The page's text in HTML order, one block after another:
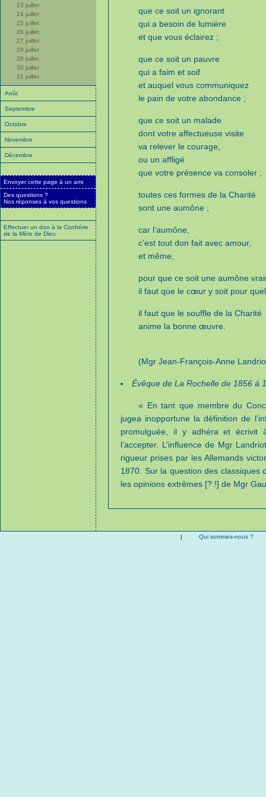
23 juillet
24 juillet
25 juillet
26 juillet
27 juillet
28 juillet
29 juillet
30 juillet
31 juillet
Août
Septembre
Octobre
Novembre
Décembre
Envoyer cette page à un ami
Des questions ?
Nos réponses à vos questions
Effectuer un don à la Confrérie
de la Mère de Dieu
que ce soit un ignorant
qui a besoin de lumière
et que vous éclairez ;
que ce soit un pauvre
qui a faim et soif
et auquel vous communiquez
le pain de votre abondance ;
que ce soit un malade
dont votre affectueuse visite
va relever le courage,
ou un affligé
que votre présence va consoler ;
toutes ces formes de la Charité
sont une aumône ;
car l’aumône,
c’est tout don fait avec amour,
et même,
pour que ce soit une aumône
il faut que le cœur y soit pour
il faut que le souffle de la Charité
anime la bonne œuvre.
(Mgr Jean-François-Anne
Évêque de La Rochelle de 1856 à
« En tant que membre du
jugea inopportune la définition de
promulguée, il y adhéra et écrivit
l’accepter. L’influence de Mgr
rigueur prises par les Allemands
1870. Sur la question des classiques
les opinions extrêmes [? !] de Mgr
| Qui sommes-nous ?